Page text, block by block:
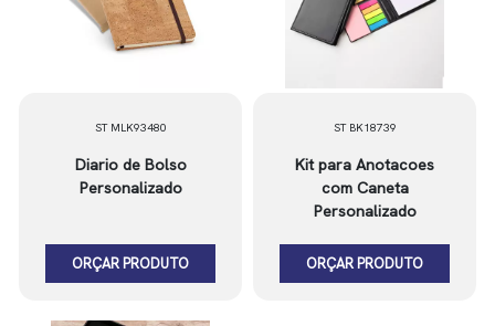
ST MLK93480
Diario de Bolso
Personalizado
ORÇAR PRODUTO
ST BK18739
Kit para Anotacoes
com Caneta
Personalizado
ORÇAR PRODUTO